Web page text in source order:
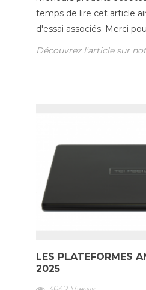
temps de lire cet article
d'essai associés. Merci
Découvrez l'article sur
LES PLATEFORMES
2025